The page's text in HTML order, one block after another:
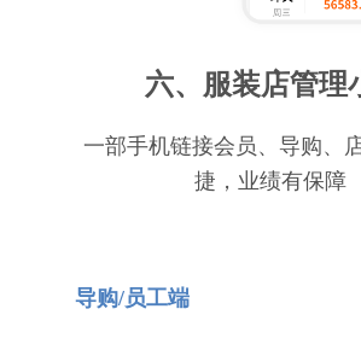
六、服装店管理
一部手机链接会员、导购、
捷，业绩有保障
导购/员工端